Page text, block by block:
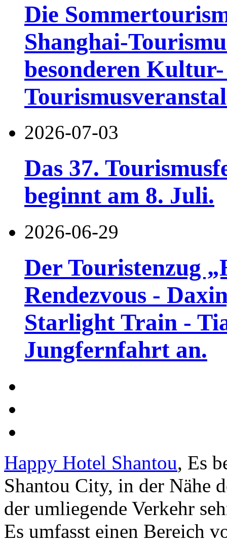
Die
Shanghai-
besonderen
2026-07-03
Das 37.
beginnt am 8. Juli.
2026-06-29
Der Touristenzug
Rendezvous -
Starlight Train -
Jungfernfahrt an.
Happy Hotel Shantou, Es
Shantou City, in der Nähe
der umliegende Verkehr
Es umfasst einen Bereich